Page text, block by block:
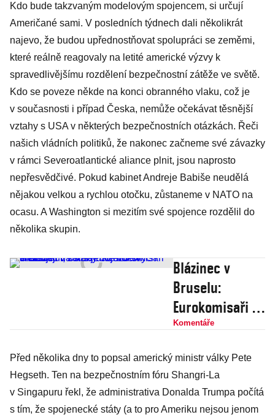
Kdo bude takzvaným modelovým spojencem, si určují
Američané sami. V posledních týdnech dali několikrát
najevo, že budou upřednostňovat spolupráci se zeměmi,
které reálně reagovaly na letité americké výzvy k
spravedlivějšímu rozdělení bezpečnostní zátěže ve světě.
Kdo se poveze někde na konci obranného vlaku, což je
v současnosti i případ Česka, nemůže očekávat těsnější
vztahy s USA v některých bezpečnostních otázkách. Řeči
našich vládních politiků, že nakonec začneme své závazky
v rámci Severoatlantické aliance plnit, jsou naprosto
nepřesvědčivé. Pokud kabinet Andreje Babiše neudělá
nějakou velkou a rychlou otočku, zůstaneme v NATO na
ocasu. A Washington si mezitím své spojence rozdělil do
několika skupin.
Blázinec v
Bruselu:
Eurokomisaři si
stěžují na slabý
elektroaut,
sami je ale
lidem vnucují
Komentáře
Před několika dny to popsal americký ministr války Pete
Hegseth. Ten na bezpečnostním fóru Shangri-La
v Singapuru řekl, že administrativa Donalda Trumpa počítá
s tím, že spojenecké státy (a to pro Ameriku nejsou jenom